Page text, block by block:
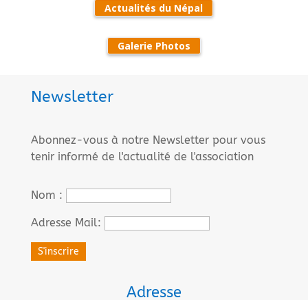
Actualités du Népal
Galerie Photos
Newsletter
Abonnez-vous à notre Newsletter pour vous
tenir informé de l'actualité de l'association
Nom :
Adresse Mail:
Adresse